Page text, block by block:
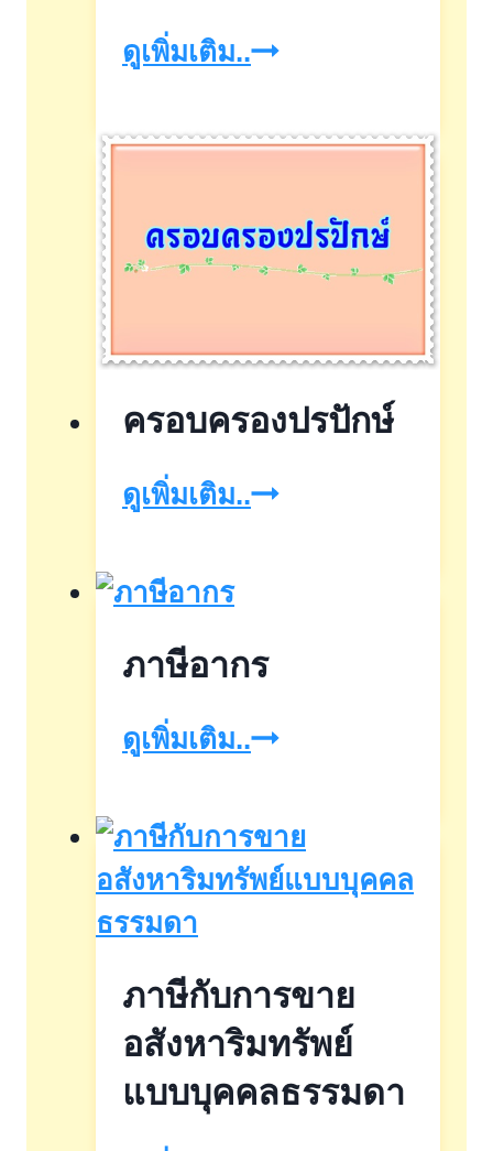
ภาษี
และ
ปลูก
สร้าง
ดูเพิ่มเติม..หลัก
การ
ภาษี
เงิน
หัก
ที่
จ่าย
ครอบครองปรปักษ์
ดูเพิ่มเติม..ครอบ
ภาษีอากร
ดูเพิ่มเติม..ภาษี
ภาษีกับการขาย
อสังหาริมทรัพย์
แบบบุคคลธรรมดา